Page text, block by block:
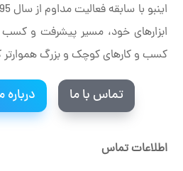
ابزارهای خود، مسیر پیشرفت و کسب
کسب و کارهای کوچک و بزرگ هموارتر
تماس با ما
اطلاعات تماس